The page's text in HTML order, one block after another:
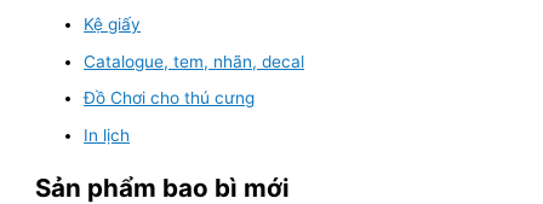
Kệ giấy
Catalogue, tem, nhãn, decal
Đồ Chơi cho thú cưng
In lịch
Sản phẩm bao bì mới